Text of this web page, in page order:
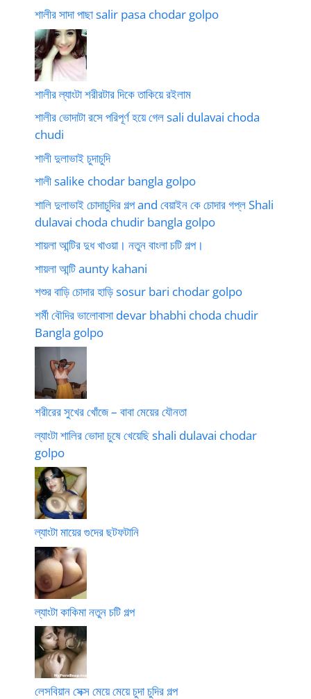
শালীর সাদা পাছা salir pasa chodar golpo
শালীর ল্যাংটা শরীরটার দিকে তাকিয়ে রইলাম
শালীর ভোদাটা রসে পরিপূর্ণ হয়ে গেল sali dulavai choda
chudi
শালী দুলাভাই চুদাচুদি
শালী salike chodar bangla golpo
শালি দুলাভাই চোদাচুদির গল্প and বেয়াইন কে চোদার গপ্ল Shali
dulavai choda chudir bangla golpo
শায়লা আন্টির দুধ খাওয়া। নতুন বাংলা চটি গল্প।
শায়লা আন্টি aunty kahani
শশুর বাড়ি চোদার হাড়ি sosur bari chodar golpo
শর্মী বৌদির ভালোবাসা devar bhabhi choda chudir
Bangla golpo
শরীরের সুখের খোঁজে – বাবা মেয়ের যৌনতা
ল্যাংটা শালির ভোদা চুষে খেয়েছি shali dulavai chodar
golpo
ল্যাংটা মায়ের গুদের ছটফটানি
ল্যাংটা কাকিমা নতুন চটি গল্প
লেসবিয়ান সেক্স মেয়ে মেয়ে চুদা চুদির গল্প